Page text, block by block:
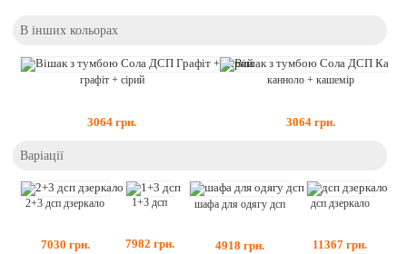
В інших кольорах
графіт + сірий
3064 грн.
канноло + кашемір
3064 грн.
Варіації
2+3 дсп дзеркало
7030 грн.
1+3 дсп
7982 грн.
шафа для одягу дсп
4918 грн.
дсп дзеркало
11367 грн.